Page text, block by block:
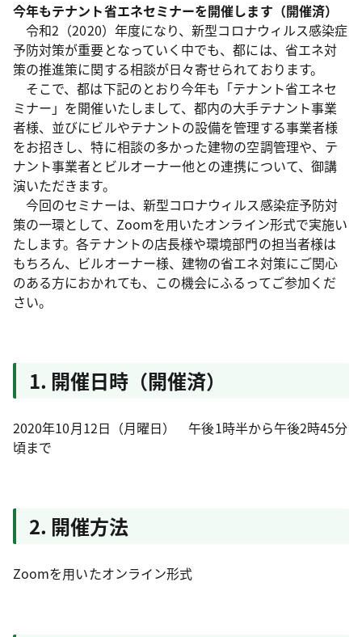
今年もテナント省エネセミナーを開催します（開催済）
令和2（2020）年度になり、新型コロナウィルス感染症
予防対策が重要となっていく中でも、都には、省エネ対
策の推進策に関する相談が日々寄せられております。
そこで、都は下記のとおり今年も「テナント省エネセ
ミナー」を開催いたしまして、都内の大手テナント事業
者様、並びにビルやテナントの設備を管理する事業者様
をお招きし、特に相談の多かった建物の空調管理や、テ
ナント事業者とビルオーナー他との連携について、御講
演いただきます。
今回のセミナーは、新型コロナウィルス感染症予防対
策の一環として、Zoomを用いたオンライン形式で実施い
たします。各テナントの店長様や環境部門の担当者様は
もちろん、ビルオーナー様、建物の省エネ対策にご関心
のある方におかれても、この機会にふるってご参加くだ
さい。
1. 開催日時（開催済）
2020年10月12日（月曜日） 午後1時半から午後2時45分
頃まで
2. 開催方法
Zoomを用いたオンライン形式